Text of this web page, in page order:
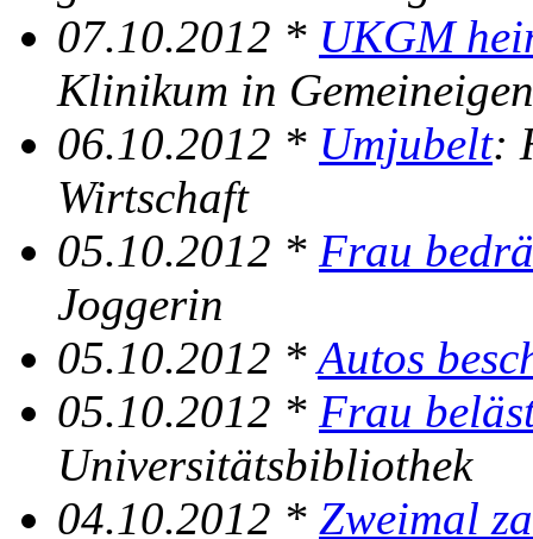
07.10.2012 * UKGM
Klinikum in
06.10.2012 * Umjubelt:
Wirtschaft
05.10.2012 * Frau
Joggerin
05.10.2012 *Autos
05.10.2012 * Frau
Universitätsbibliothek
04.10.2012 * Zweimal